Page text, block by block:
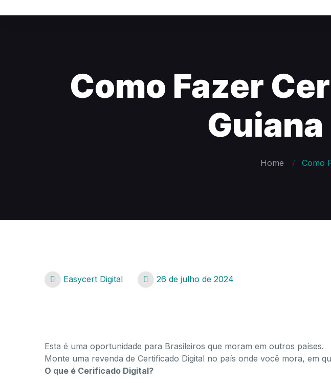
Como Fazer
Home Como
Easycert Digital 26 de julho de 2024
Esta é uma oportunidade para Brasileiros que moram em outros países.
Monte uma revenda de Certificado Digital no país onde você mora, em
O que é Cerificado Digital?